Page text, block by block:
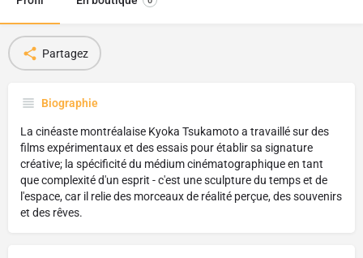
Partagez
Biographie
La cinéaste montréalaise Kyoka Tsukamoto a travaillé sur des
films expérimentaux et des essais pour établir sa signature
créative; la spécificité du médium cinématographique en tant
que complexité d'un esprit - c'est une sculpture du temps et de
l'espace, car il relie des morceaux de réalité perçue, des souvenirs
et des rêves.